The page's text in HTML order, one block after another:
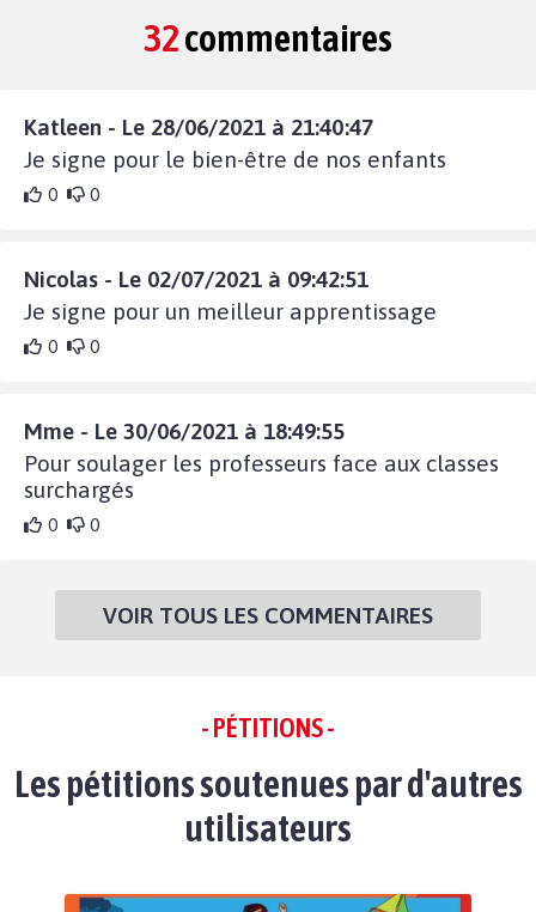
32commentaires
Katleen - Le 28/06/2021 à 21:40:47
Je signe pour le bien-être de nos enfants
0 0
Nicolas - Le 02/07/2021 à 09:42:51
Je signe pour un meilleur apprentissage
0 0
Mme - Le 30/06/2021 à 18:49:55
Pour soulager les professeurs face aux classes
surchargés
0 0
VOIR TOUS LES COMMENTAIRES
- PÉTITIONS -
Les pétitions soutenues par d'autres
utilisateurs